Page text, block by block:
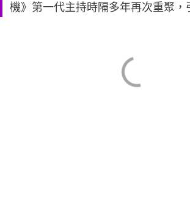
機》第一代主持時隔多年再次重聚，